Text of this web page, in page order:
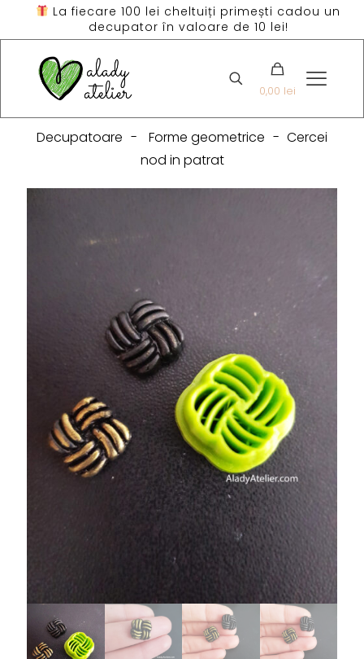
La fiecare 100 lei cheltuiți primești cadou un
decupator în valoare de 10 lei!
0,00 lei
Decupatoare - Forme geometrice - Cercei
nod in patrat